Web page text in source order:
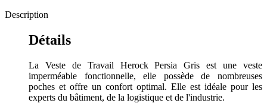
Description
Détails
La Veste de Travail Herock Persia Gris est une veste
imperméable fonctionnelle, elle possède de nombreuses
poches et offre un confort optimal. Elle est idéale pour les
experts du bâtiment, de la logistique et de l'industrie.